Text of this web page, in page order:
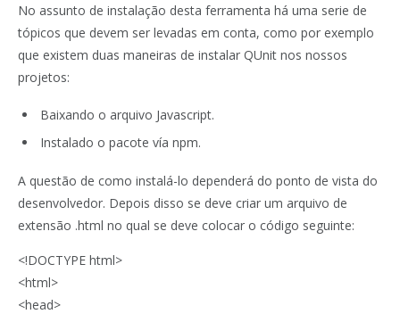
No assunto de instalação desta ferramenta há uma serie de
tópicos que devem ser levadas em conta, como por exemplo
que existem duas maneiras de instalar QUnit nos nossos
projetos:
Baixando o arquivo Javascript.
Instalado o pacote vía npm.
A questão de como instalá-lo dependerá do ponto de vista do
desenvolvedor. Depois disso se deve criar um arquivo de
extensão .html no qual se deve colocar o código seguinte:
<!DOCTYPE html>
<html>
<head>